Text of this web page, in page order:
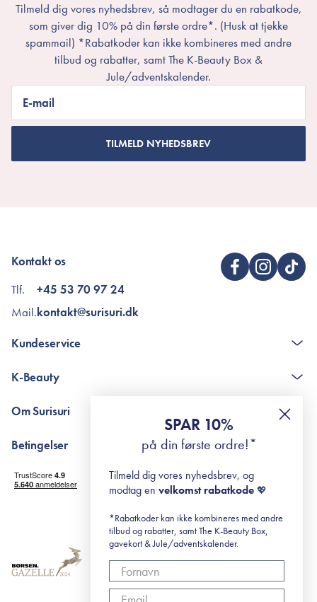
Tilmeld dig vores nyhedsbrev, så modtager du en rabatkode,
som giver dig 10% på din første ordre*. (Husk at tjekke
spammail) *Rabatkoder kan ikke kombineres med andre
tilbud og rabatter, samt The K-Beauty Box &
Jule/adventskalender.
E-mail
TILMELD NYHEDSBREV
Kontakt os
Tlf.
Mail.
+45 53 70 97 24
kontakt@surisuri.dk
Kundeservice
The K-Beauty Box - spørgsmål og svar
RE-ZIP
K-Beauty
Retinol for begyndere
surisuri's mini guide til rosacea
Om Surisuri
Black Friday
Betingelser
Levering og returnering
Handelsbetingelser
Abonnementsbetingelser
SPAR 10%
på din første ordre!*
Tilmeld dig vores nyhedsbrev, og
modtag en velkomst rabatkode 💖
*Rabatkoder kan ikke kombineres med andre
tilbud og rabatter, samt The K-Beauty Box,
gavekort & Jule/adventskalender.